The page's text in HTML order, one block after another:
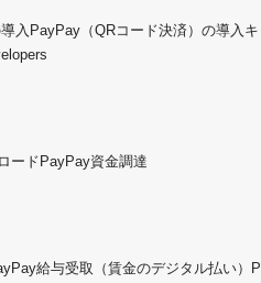
入 PayPay（QRコード決済）の導入
ードPayPay資金調達
給与受取（賃金のデジタル払い）